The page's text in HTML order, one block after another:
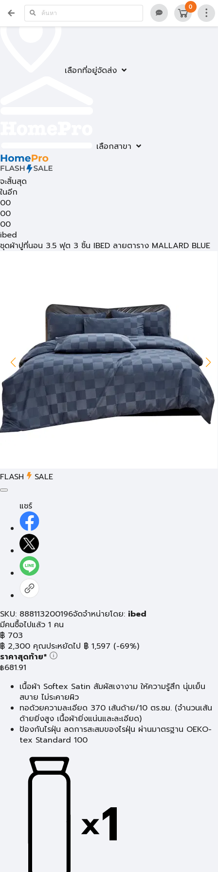
เลือกที่อยู่จัดส่ง
เลือกสาขา
0
จะสิ้นสุด
ในอีก
00
00
00
ibed
ชุดผ้าปูที่นอน 3.5 ฟุต 3 ชิ้น IBED ลายตาราง MALLARD BLUE
FLASH SALE
แชร์
SKU: 888113200196จัดจำหน่ายโดย: ibed
มีคนซื้อไปแล้ว 1 คน
฿ 703
฿ 2,300 คุณประหยัดไป ฿ 1,597 (-69%)
ราคาสุดท้าย*
฿681.91
เนื้อผ้า Softex Satin สัมผัสเงางาม ให้ความรู้สึก นุ่มเย็น
สบาย ไม่ระคายผิว
ทอด้วยความละเอียด 370 เส้นด้าย/10 ตร.ซม. (จำนวนเส้น
ด้ายยิ่งสูง เนื้อผ้ายิ่งแน่นและละเอียด)
ป้องกันไรฝุ่น ลดการสะสมของไรฝุ่น ผ่านมาตรฐาน OEKO-
tex Standard 100